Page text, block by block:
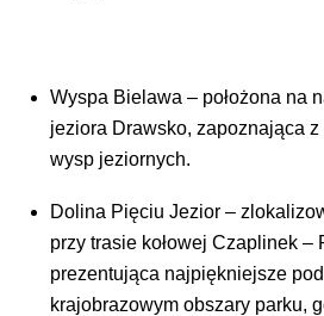
Wyspa Bielawa – położona na
jeziora Drawsko, zapoznająca
wysp jeziornych.
Dolina Pięciu Jezior –
przy trasie kołowej Czaplinek –
prezentująca najpiękniejsze
krajobrazowym obszary parku,